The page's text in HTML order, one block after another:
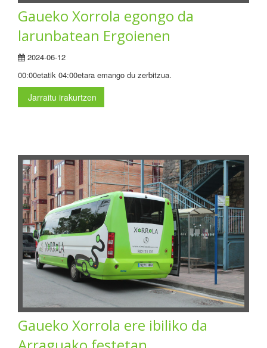
Gaueko Xorrola egongo da
larunbatean Ergoienen
2024-06-12
00:00etatik 04:00etara emango du zerbitzua.
Jarraitu irakurtzen
Gaueko Xorrola ere ibiliko da